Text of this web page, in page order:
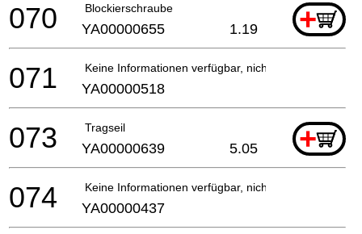
Blockierschraube +
070 YA00000655 1.19
Keine Informationen verfügbar, nicht bestellbar
071 YA00000518
Tragseil +
073 YA00000639 5.05
Keine Informationen verfügbar, nicht bestellbar
074 YA00000437